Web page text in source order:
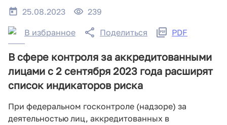
25.08.2023 239
В избранное Поделиться PDF
В сфере контроля за аккредитованными
лицами с 2 сентября 2023 года расширят
список индикаторов риска
При федеральном госконтроле (надзоре) за
деятельностью лиц, аккредитованных в